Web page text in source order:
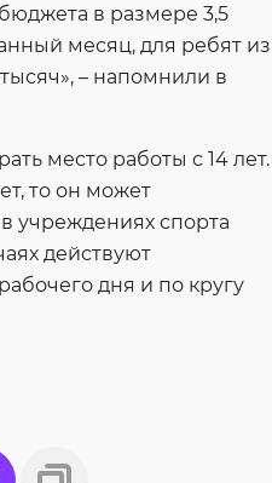
в размере 3,5
месяц, для ребят из
– напомнили в
место работы с 14 лет.
то он может
учреждениях спорта
действуют
дня и по кругу